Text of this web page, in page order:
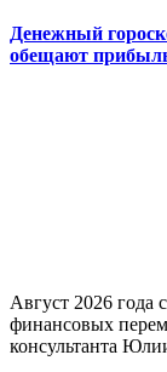
Денежный
обещают
Август 2026 года
финансовых
консультанта